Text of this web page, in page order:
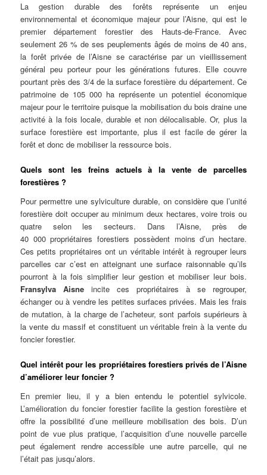
La gestion durable des forêts représente un enjeu
environnemental et économique majeur pour l’Aisne, qui est le
premier département forestier des Hauts-de-France. Avec
seulement 26 % de ses peuplements âgés de moins de 40 ans,
la forêt privée de l’Aisne se caractérise par un vieillissement
général peu porteur pour les générations futures. Elle couvre
pourtant près des 3/4 de la surface forestière du département. Ce
patrimoine de 105 000 ha représente un potentiel économique
majeur pour le territoire puisque la mobilisation du bois draine une
activité à la fois locale, durable et non délocalisable. Or, plus la
surface forestière est importante, plus il est facile de gérer la
forêt et donc de mobiliser la ressource bois.
Quels sont les freins actuels à la vente de parcelles
forestières ?
Pour permettre une sylviculture durable, on considère que l’unité
forestière doit occuper au minimum deux hectares, voire trois ou
quatre selon les secteurs. Dans l’Aisne, près de
40 000 propriétaires forestiers possèdent moins d’un hectare.
Ces petits propriétaires ont un véritable intérêt à regrouper leurs
parcelles car c’est en atteignant une surface raisonnable qu’ils
pourront à la fois simplifier leur gestion et mobiliser leur bois.
Fransylva Aisne incite ces propriétaires à se regrouper,
échanger ou à vendre les petites surfaces privées. Mais les frais
de mutation, à la charge de l’acheteur, sont parfois supérieurs à
la vente du massif et constituent un véritable frein à la vente du
foncier forestier.
Quel intérêt pour les propriétaires forestiers privés de l’Aisne
d’améliorer leur foncier ?
En premier lieu, il y a bien entendu le potentiel sylvicole.
L’amélioration du foncier forestier facilite la gestion forestière et
offre la possibilité d’une meilleure mobilisation des bois. D’un
point de vue plus pratique, l’acquisition d’une nouvelle parcelle
peut également rendre accessible une autre parcelle, qui ne
l’était pas jusqu’alors.